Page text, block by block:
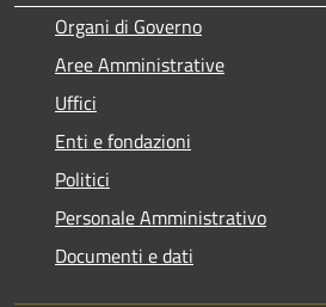
Organi di Governo
Aree Amministrative
Uffici
Enti e fondazioni
Politici
Personale Amministrativo
Documenti e dati